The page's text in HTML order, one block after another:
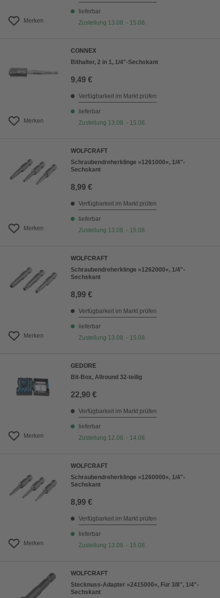
Merken
lieferbar
Zustellung 13.08. - 15.08.
Merken
CONNEX
Bithalter, 2 in 1, 1/4"-Sechskant
9,49 €
Verfügbarkeit im Markt prüfen
lieferbar
Zustellung 13.08. - 15.08.
Merken
WOLFCRAFT
Schraubendreherklinge »1261000«, 1/4"-
Sechskant
8,99 €
Verfügbarkeit im Markt prüfen
lieferbar
Zustellung 13.08. - 15.08.
Merken
WOLFCRAFT
Schraubendreherklinge »1262000«, 1/4"-
Sechskant
8,99 €
Verfügbarkeit im Markt prüfen
lieferbar
Zustellung 13.08. - 15.08.
Merken
GEDORE
Bit-Box, Allround 32-teilig
22,90 €
Verfügbarkeit im Markt prüfen
lieferbar
Zustellung 12.08. - 14.08.
Merken
WOLFCRAFT
Schraubendreherklinge »1260000«, 1/4"-
Sechskant
8,99 €
Verfügbarkeit im Markt prüfen
lieferbar
Zustellung 13.08. - 15.08.
WOLFCRAFT
Stecknuss-Adapter »2415000«, Für 3/8", 1/4"-
Sechskant